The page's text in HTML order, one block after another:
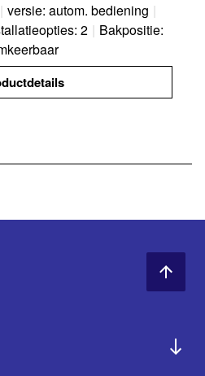
| versie: autom. bediening |
2 | Bakpositie: